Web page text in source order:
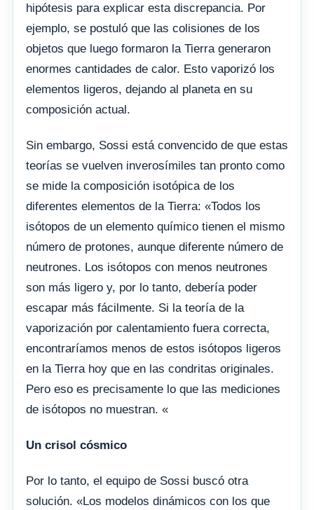
hipótesis para explicar esta discrepancia. Por
ejemplo, se postuló que las colisiones de los
objetos que luego formaron la Tierra generaron
enormes cantidades de calor. Esto vaporizó los
elementos ligeros, dejando al planeta en su
composición actual.
Sin embargo, Sossi está convencido de que estas
teorías se vuelven inverosímiles tan pronto como
se mide la composición isotópica de los
diferentes elementos de la Tierra: «Todos los
isótopos de un elemento químico tienen el mismo
número de protones, aunque diferente número de
neutrones. Los isótopos con menos neutrones
son más ligero y, por lo tanto, debería poder
escapar más fácilmente. Si la teoría de la
vaporización por calentamiento fuera correcta,
encontraríamos menos de estos isótopos ligeros
en la Tierra hoy que en las condritas originales.
Pero eso es precisamente lo que las mediciones
de isótopos no muestran. «
Un crisol cósmico
Por lo tanto, el equipo de Sossi buscó otra
solución. «Los modelos dinámicos con los que